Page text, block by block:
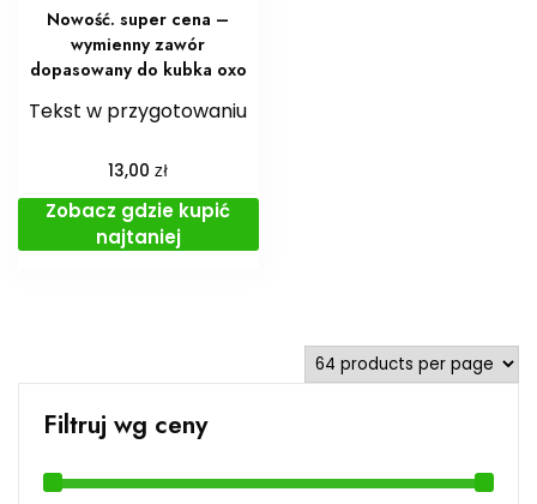
Nowość. super cena –
wymienny zawór
dopasowany do kubka oxo
Tekst w przygotowaniu
13,00zł
Zobacz gdzie kupić
najtaniej
Filtruj wg ceny